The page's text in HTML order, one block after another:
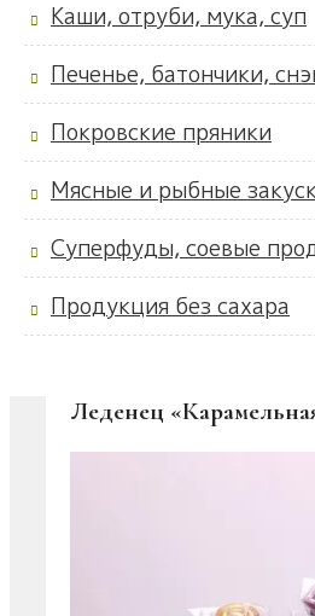
Каши, отруби, мука, суп
Печенье, батончики,
Покровские пряники
Мясные и рыбные
Суперфуды, соевые
Продукция без сахара
Леденец